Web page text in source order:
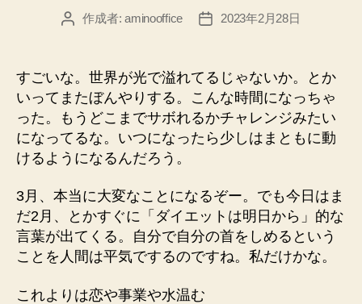
投
作成者:aminooffice
投
2023年2月28日
すごいな。世界が光で溢れてるじゃないか。とか
いってまたぼんやりする。こんな時間になっちゃ
った。もうどこまでサボれるかチャレンジみたい
になってるな。いつになったら少しはまともに動
けるようになるんだろう。
3月、本当に大変なことになるぞー。でも今日はま
だ2月、とかすぐに「ダイエットは明日から」的な
言葉が出てくる。自分で自分の首をしめるという
ことを人間は平気でするのですね。私だけかな。
これよりは恋や事業や水温む